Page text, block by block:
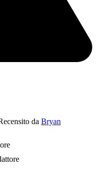
da Bryan